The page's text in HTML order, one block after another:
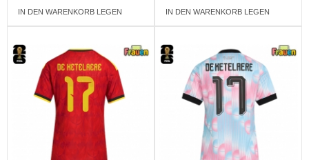
IN DEN WARENKORB LEGEN IN DEN WARENKORB LEGEN